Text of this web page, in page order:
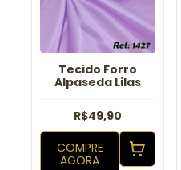
Tecido Forro
Alpaseda Lilas
R$49,90
COMPRE
AGORA